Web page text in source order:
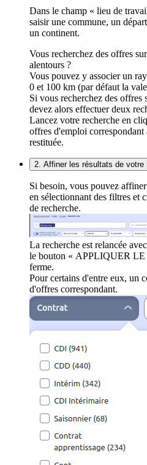
Dans le champ « lieu de
saisir une commune, un
un continent.
Vous recherchez des offres
alentours ?
Vous pouvez y associer un
0 et 100 km (par défaut la
Si vous recherchez des offres
devez alors effectuer deux
Lancez votre recherche en
offres d'emploi correspondant
restituée.
2. Affiner les résultats de votre
Si besoin, vous pouvez
en sélectionnant des filtres et
de recherche.
La recherche est relancée
le bouton « APPLIQUER
ferme.
Pour certains d'entre eux, un
d'offres correspondant.